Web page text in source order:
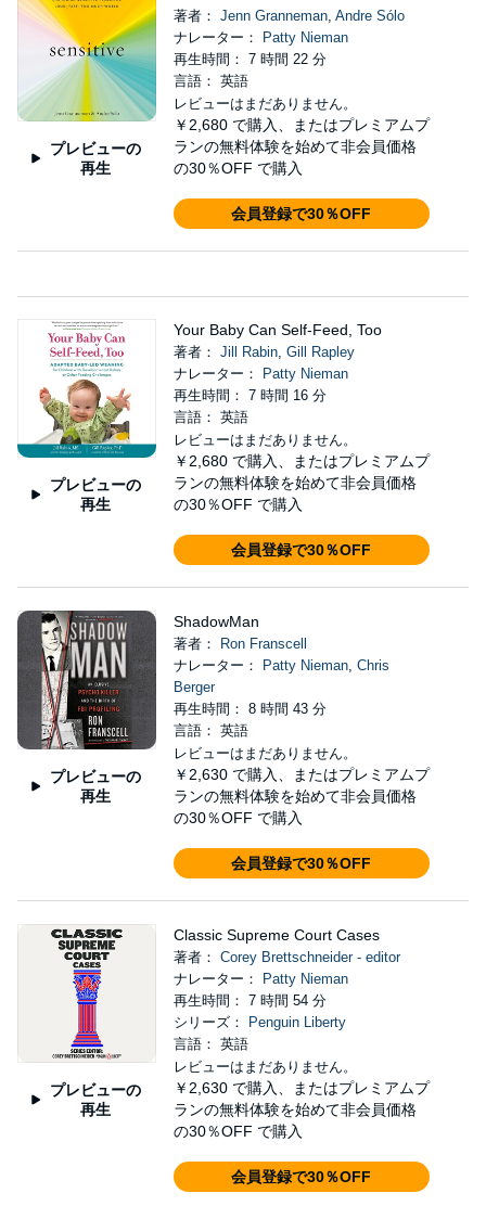
プレビューの
再生
著者： Jenn Granneman, Andre Sólo
ナレーター：
Patty Nieman
再生時間： 7 時間 22 分
言語： 英語
レビューはまだありません。
￥2,680 で購入、またはプレミアムプ
ランの無料体験を始めて非会員価格
の30％OFF で購入
会員登録で30％OFF
プレビューの
再生
Your Baby Can Self-Feed, Too
著者： Jill Rabin, Gill Rapley
ナレーター：
Patty Nieman
再生時間： 7 時間 16 分
言語： 英語
レビューはまだありません。
￥2,680 で購入、またはプレミアムプ
ランの無料体験を始めて非会員価格
の30％OFF で購入
会員登録で30％OFF
プレビューの
再生
ShadowMan
著者：
Ron Franscell
ナレーター：
Patty Nieman, Chris
Berger
再生時間： 8 時間 43 分
言語： 英語
レビューはまだありません。
￥2,630 で購入、またはプレミアムプ
ランの無料体験を始めて非会員価格
の30％OFF で購入
会員登録で30％OFF
プレビューの
再生
Classic Supreme Court Cases
著者： Corey Brettschneider - editor
ナレーター：
Patty Nieman
再生時間： 7 時間 54 分
シリーズ：
Penguin Liberty
言語： 英語
レビューはまだありません。
￥2,630 で購入、またはプレミアムプ
ランの無料体験を始めて非会員価格
の30％OFF で購入
会員登録で30％OFF